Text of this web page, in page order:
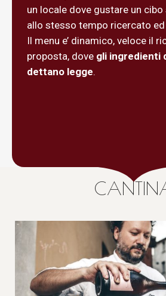
un locale dove gustare un
allo stesso tempo ricercato ed
Il menu e’ dinamico, veloce il
proposta, dove gli ingredienti
dettano legge.